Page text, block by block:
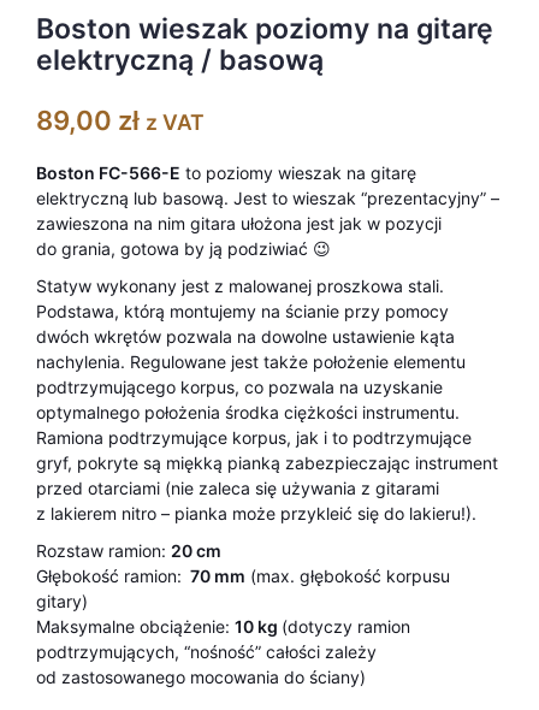
Boston wieszak poziomy na gitarę
elektryczną / basową
89,00 zł z VAT
Boston FC-566-E to poziomy wieszak na gitarę
elektryczną lub basową. Jest to wieszak “prezentacyjny” –
zawieszona na nim gitara ułożona jest jak w pozycji
do grania, gotowa by ją podziwiać 😉
Statyw wykonany jest z malowanej proszkowa stali.
Podstawa, którą montujemy na ścianie przy pomocy
dwóch wkrętów pozwala na dowolne ustawienie kąta
nachylenia. Regulowane jest także położenie elementu
podtrzymującego korpus, co pozwala na uzyskanie
optymalnego położenia środka ciężkości instrumentu.
Ramiona podtrzymujące korpus, jak i to podtrzymujące
gryf, pokryte są miękką pianką zabezpieczając instrument
przed otarciami (nie zaleca się używania z gitarami
z lakierem nitro – pianka może przykleić się do lakieru!).
Rozstaw ramion: 20 cm
Głębokość ramion: 70 mm (max. głębokość korpusu
gitary)
Maksymalne obciążenie: 10 kg (dotyczy ramion
podtrzymujących, “nośność” całości zależy
od zastosowanego mocowania do ściany)